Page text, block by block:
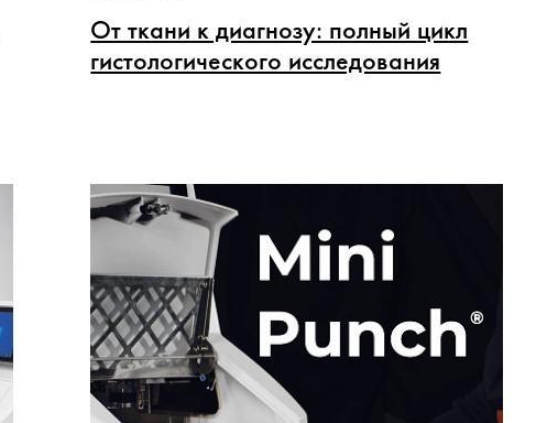
От ткани к диагнозу: полный цикл
гистологического исследования